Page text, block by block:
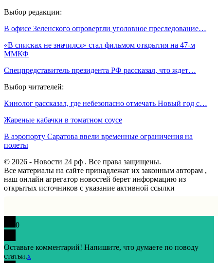
Выбор редакции:
В офисе Зеленского опровергли уголовное преследование…
«В списках не значился» стал фильмом открытия на 47-м
ММКФ
Спецпредставитель президента РФ рассказал, что ждет…
Выбор читателей:
Кинолог рассказал, где небезопасно отмечать Новый год с…
Жареные кабачки в томатном соусе
В аэропорту Саратова ввели временные ограничения на
полеты
© 2026 - Новости 24 рф . Все права защищены.
Все материалы на сайте принадлежат их законным авторам ,
наш онлайн агрегатор новостей берет информацию из
открытых источников с указание активной ссылки
0
Оставьте комментарий! Напишите, что думаете по поводу
статьи.x